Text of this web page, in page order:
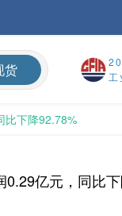
货
比下降92.78%
亿元，同比